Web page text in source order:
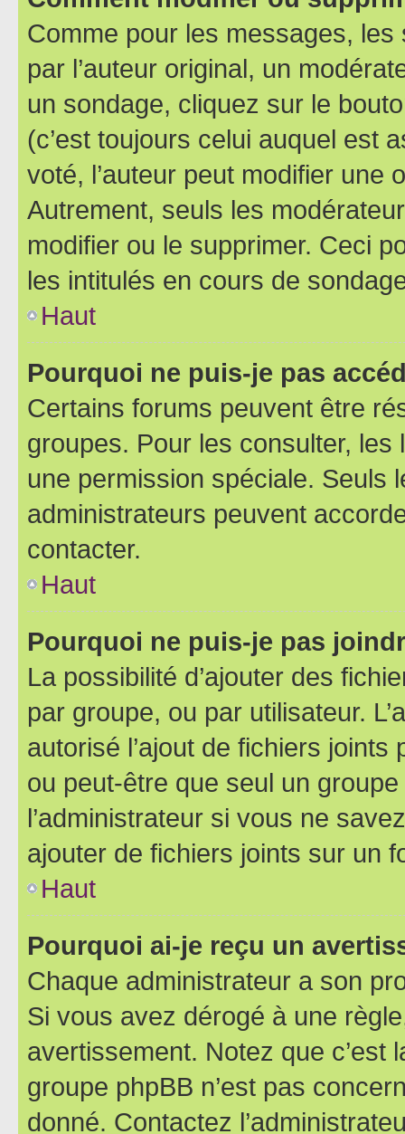
Comme pour les messages,
par l’auteur original, un
un sondage, cliquez sur le
(c’est toujours celui auquel est
voté, l’auteur peut modifier une
Autrement, seuls les
modifier ou le supprimer. Ceci
les intitulés en cours de
Haut
Pourquoi ne puis-je pas
Certains forums peuvent être
groupes. Pour les consulter,
une permission spéciale. Seuls
administrateurs peuvent
contacter.
Haut
Pourquoi ne puis-je pas
La possibilité d’ajouter des
par groupe, ou par utilisateur.
autorisé l’ajout de fichiers
ou peut-être que seul un
l’administrateur si vous ne
ajouter de fichiers joints sur un
Haut
Pourquoi ai-je reçu un
Chaque administrateur a son
Si vous avez dérogé à une
avertissement. Notez que c’est
groupe phpBB n’est pas
donné. Contactez